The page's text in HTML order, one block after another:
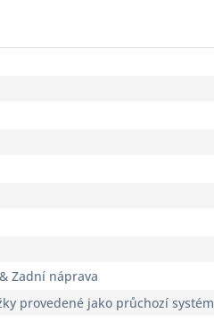
Zadní náprava
provedené jako průchozí systém